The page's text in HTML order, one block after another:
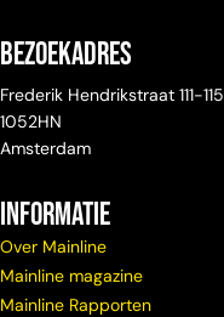
Bezoekadres
Frederik Hendrikstraat 111-115
1052HN
Amsterdam
Informatie
Over Mainline
Mainline magazine
Mainline Rapporten